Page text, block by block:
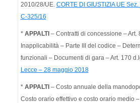
2010/28/UE. CORTE DI GIUSTIZIA UE
C-325/16
* APPALTI – Contratti di concessione – Art.
Inapplicabilità – Parte III del codice –
funzionali – Documenti di gara – Art. 170
Lecce – 28 maggio 2018
* APPALTI – Costo annuale della
Costo orario effettivo e costo orario medio